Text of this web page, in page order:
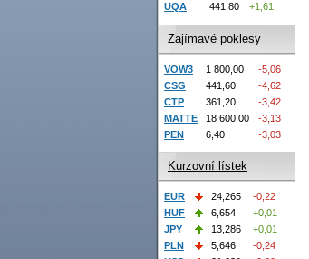
UQA
441,80 +1,61
Zajímavé poklesy
VOW3 1 800,00
-5,06
CSG
441,60
-4,62
CTP
361,20
-3,42
MATTE
18 600,00
-3,13
PEN
6,40 -3,03
Kurzovní lístek
EUR 24,265
-0,22
HUF
6,654
+0,01
JPY
13,286
+0,01
PLN
5,646
-0,24